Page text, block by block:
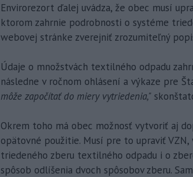
Envirorezort ďalej uvádza, že obec musí
ktorom zahrnie podrobnosti o systéme
webovej stránke zverejniť zrozumiteľný
Údaje o množstvách textilného odpadu
následne v ročnom ohlásení a výkaze pre
môže započítať do miery vytriedenia,"
Okrem toho má obec možnosť vytvoriť aj
opätovné použitie. Musí pre to upraviť
triedeného zberu textilného odpadu i o
spôsob odlíšenia dvoch spôsobov zberu.